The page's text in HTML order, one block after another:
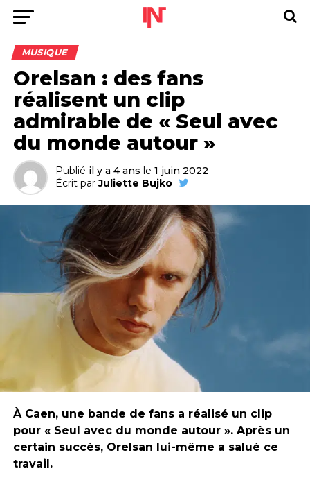
MUSIQUE
Orelsan : des fans
réalisent un clip
admirable de « Seul avec
du monde autour »
Publié il y a 4 ans le 1 juin 2022
Écrit par Juliette Bujko
À Caen, une bande de fans a réalisé un clip
pour « Seul avec du monde autour ». Après un
certain succès, Orelsan lui-même a salué ce
travail.